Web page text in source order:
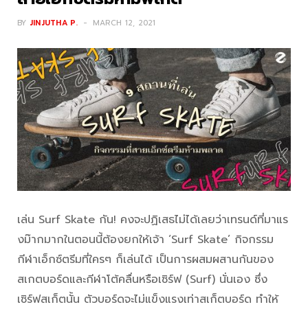
BY JINJUTHA P. MARCH 12, 2021
เล่น Surf Skate กัน! คงจะปฏิเสธไม่ได้เลยว่าเทรนด์ที่มาแร
งม๊ากมากในตอนนี้ต้องยกให้เจ้า ‘Surf Skate’ กิจกรรม
กีฬาเอ็กซ์ตรีมที่ใครๆ ก็เล่นได้ เป็นการผสมผสานกันของ
สเกตบอร์ดและกีฬาโต้คลื่นหรือเซิร์ฟ (Surf) นั่นเอง ซึ่ง
เซิร์ฟสเก็ตนั้น ตัวบอร์ดจะไม่แข็งแรงเท่าสเก็ตบอร์ด ทำให้